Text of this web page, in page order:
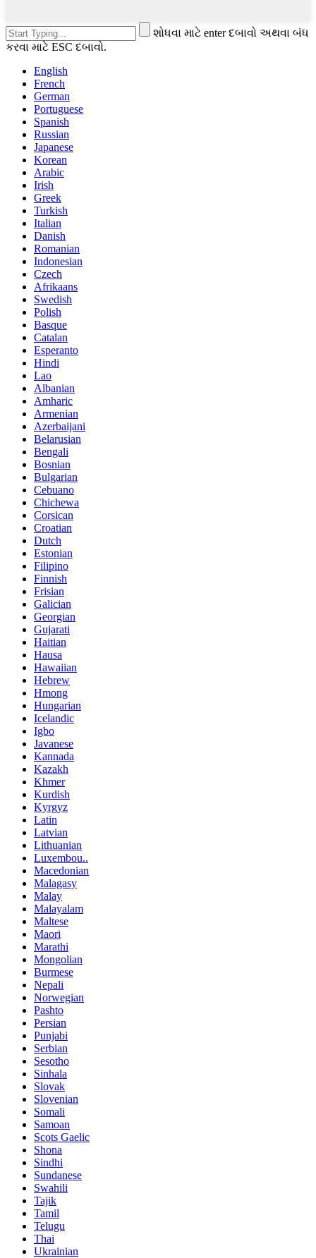
શોધવા માટે enter દબાવો અથવા બંધ
કરવા માટે ESC દબાવો.
English
French
German
Portuguese
Spanish
Russian
Japanese
Korean
Arabic
Irish
Greek
Turkish
Italian
Danish
Romanian
Indonesian
Czech
Afrikaans
Swedish
Polish
Basque
Catalan
Esperanto
Hindi
Lao
Albanian
Amharic
Armenian
Azerbaijani
Belarusian
Bengali
Bosnian
Bulgarian
Cebuano
Chichewa
Corsican
Croatian
Dutch
Estonian
Filipino
Finnish
Frisian
Galician
Georgian
Gujarati
Haitian
Hausa
Hawaiian
Hebrew
Hmong
Hungarian
Icelandic
Igbo
Javanese
Kannada
Kazakh
Khmer
Kurdish
Kyrgyz
Latin
Latvian
Lithuanian
Luxembou..
Macedonian
Malagasy
Malay
Malayalam
Maltese
Maori
Marathi
Mongolian
Burmese
Nepali
Norwegian
Pashto
Persian
Punjabi
Serbian
Sesotho
Sinhala
Slovak
Slovenian
Somali
Samoan
Scots Gaelic
Shona
Sindhi
Sundanese
Swahili
Tajik
Tamil
Telugu
Thai
Ukrainian